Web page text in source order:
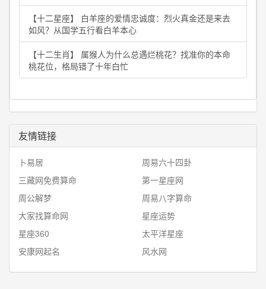
【十二星座】 白羊座的爱情忠诚度：烈火真金还是来去
如风？从国学五行看白羊本心
【十二生肖】 属猴人为什么总遇烂桃花？找准你的本命
桃花位，格局错了十年白忙
友情链接
卜易居
周易六十四卦
三藏网免费算命
第一星座网
周公解梦
周易八字算命
大家找算命网
星座运势
星座360
太平洋星座
安康网起名
风水网